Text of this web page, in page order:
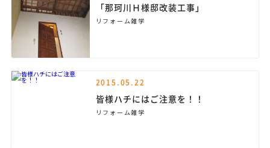
「那珂川Ｈ様邸改装工事」
リフォーム雑学
2015.05.22
皆様ハチにはご注意を！！
リフォーム雑学